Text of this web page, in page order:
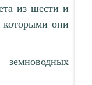
из шести и
они